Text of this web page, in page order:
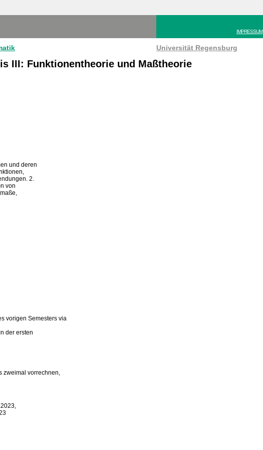
IMPRESSUM
Universität Regensburg
III: Funktionentheorie und Maßtheorie
und deren
2.
von
vorigen Semesters via
der ersten
zweimal vorrechnen,